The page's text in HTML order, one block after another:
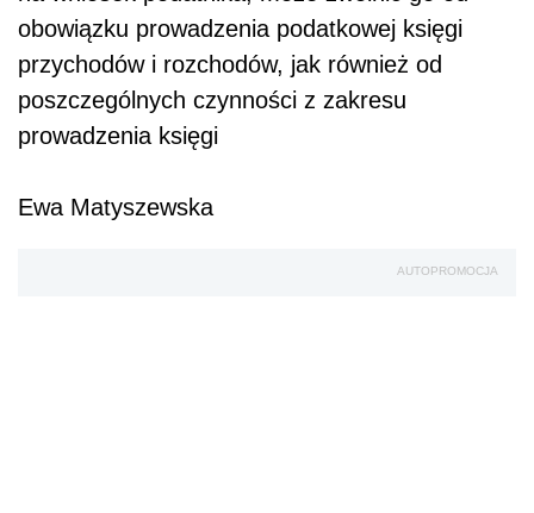
obowiązku prowadzenia podatkowej księgi
przychodów i rozchodów, jak również od
poszczególnych czynności z zakresu
prowadzenia księgi
Ewa Matyszewska
AUTOPROMOCJA